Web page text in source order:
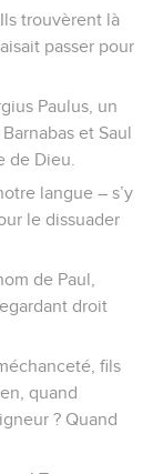
trouvèrent là
passer pour
Paulus, un
et Saul
de Dieu.
langue – s’y
le dissuader
de Paul,
droit
fils
quand
? Quand